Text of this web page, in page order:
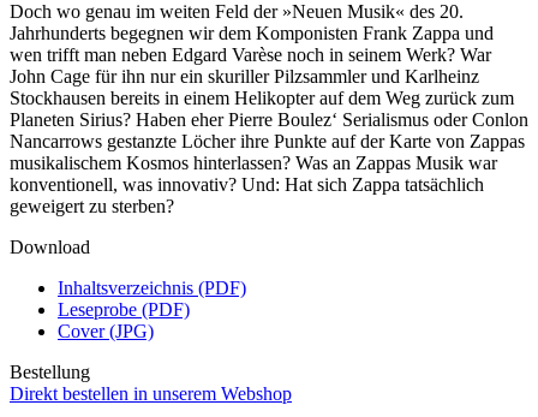
Doch wo genau im weiten Feld der »Neuen Musik« des 20.
Jahrhunderts begegnen wir dem Komponisten Frank Zappa und
wen trifft man neben Edgard Varèse noch in seinem Werk? War
John Cage für ihn nur ein skuriller Pilzsammler und Karlheinz
Stockhausen bereits in einem Helikopter auf dem Weg zurück zum
Planeten Sirius? Haben eher Pierre Boulez‘ Serialismus oder Conlon
Nancarrows gestanzte Löcher ihre Punkte auf der Karte von Zappas
musikalischem Kosmos hinterlassen? Was an Zappas Musik war
konventionell, was innovativ? Und: Hat sich Zappa tatsächlich
geweigert zu sterben?
Download
Inhaltsverzeichnis (PDF)
Leseprobe (PDF)
Cover (JPG)
Bestellung
Direkt bestellen in unserem Webshop